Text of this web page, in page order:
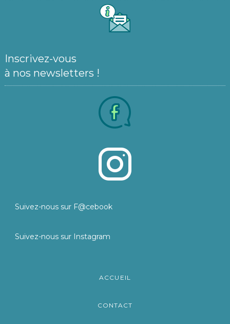
Inscrivez-vous
à nos newsletters !
Suivez-nous sur F@cebook
Suivez-nous sur Instagram
ACCUEIL
CONTACT